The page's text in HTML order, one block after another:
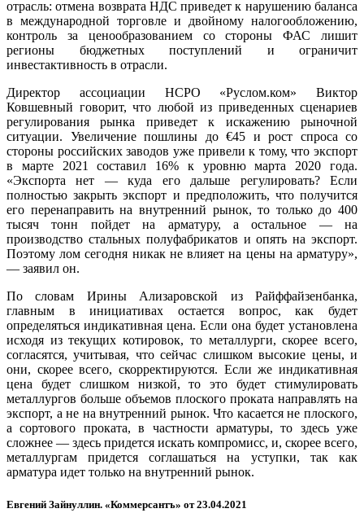
отрасль: отмена возврата НДС приведет к нарушению баланса
в международной торговле и двойному налогообложению,
контроль за ценообразованием со стороны ФАС лишит
регионы бюджетных поступлений и ограничит
инвестактивность в отрасли.
Директор ассоциации НСРО «Руслом.ком» Виктор
Ковшевный говорит, что любой из приведенных сценариев
регулирования рынка приведет к искажению рыночной
ситуации. Увеличение пошлины до €45 и рост спроса со
стороны российских заводов уже привели к тому, что экспорт
в марте 2021 составил 16% к уровню марта 2020 года.
«Экспорта нет — куда его дальше регулировать? Если
полностью закрыть экспорт и предположить, что получится
его перенаправить на внутренний рынок, то только до 400
тысяч тонн пойдет на арматуру, а остальное — на
производство стальных полуфабрикатов и опять на экспорт.
Поэтому лом сегодня никак не влияет на цены на арматуру»,
— заявил он.
По словам Ирины Ализаровской из Райффайзенбанка,
главным в инициативах остается вопрос, как будет
определяться индикативная цена. Если она будет установлена
исходя из текущих котировок, то металлурги, скорее всего,
согласятся, учитывая, что сейчас слишком высокие цены, и
они, скорее всего, скорректируются. Если же индикативная
цена будет слишком низкой, то это будет стимулировать
металлургов больше объемов плоского проката направлять на
экспорт, а не на внутренний рынок. Что касается не плоского,
а сортового проката, в частности арматуры, то здесь уже
сложнее — здесь придется искать компромисс, и, скорее всего,
металлургам придется соглашаться на уступки, так как
арматура идет только на внутренний рынок.
Евгений Зайнуллин. «Коммерсантъ» от 23.04.2021